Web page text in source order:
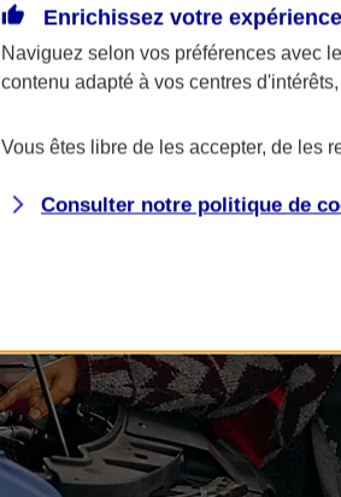
Enrichissez votre expérience
Naviguez selon vos préférences avec
contenu adapté à vos centres
Vous êtes libre de les accepter, de les
Consulter notre politique de